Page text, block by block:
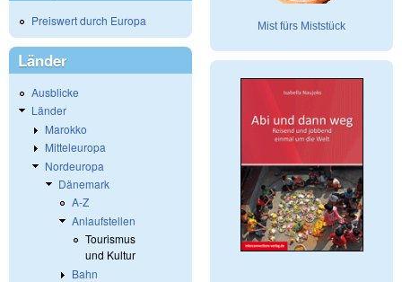
Preiswert durch Europa
Länder
Ausblicke
Länder
Marokko
Mitteleuropa
Nordeuropa
Dänemark
A-Z
Anlaufstellen
Tourismus
und Kultur
Bahn
Mist fürs Miststück